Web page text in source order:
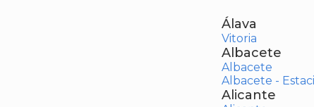
Álava
Vitoria
Albacete
Albacete
Albacete -
Alicante